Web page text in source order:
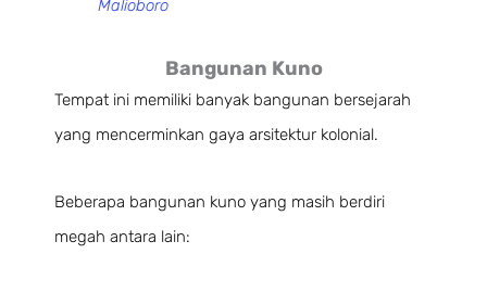
Malioboro
Bangunan Kuno
Tempat ini memiliki banyak bangunan bersejarah
yang mencerminkan gaya arsitektur kolonial.
Beberapa bangunan kuno yang masih berdiri
megah antara lain: